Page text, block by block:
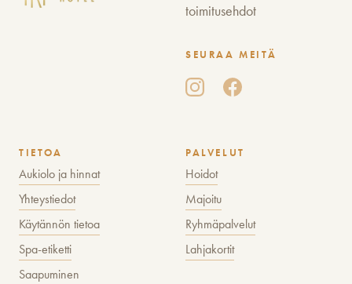
toimitusehdot
SEURAA MEITÄ
TIETOA
Aukiolo ja hinnat
Yhteystiedot
Käytännön tietoa
Spa-etiketti
Saapuminen
PALVELUT
Hoidot
Majoitu
Ryhmäpalvelut
Lahjakortit